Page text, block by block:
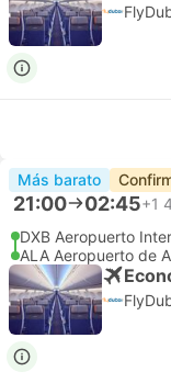
Más barato
21:00 02:45+1
DXB Aeropuerto
ALA Aeropuerto de